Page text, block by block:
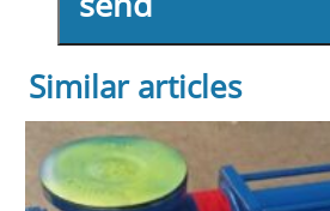
Similar articles